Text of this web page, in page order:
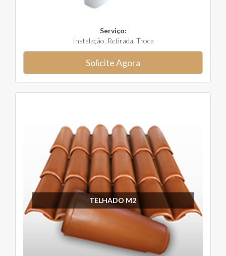
Serviço:
Instalação, Retirada, Troca
Solicite Agora
TELHADO M2